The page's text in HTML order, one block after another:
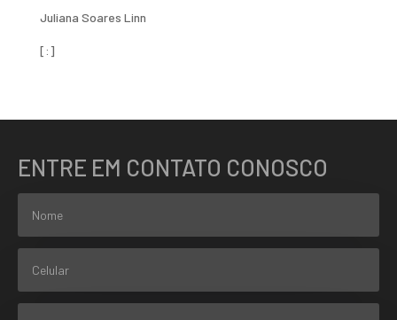
Juliana Soares Linn
[:]
ENTRE EM CONTATO CONOSCO